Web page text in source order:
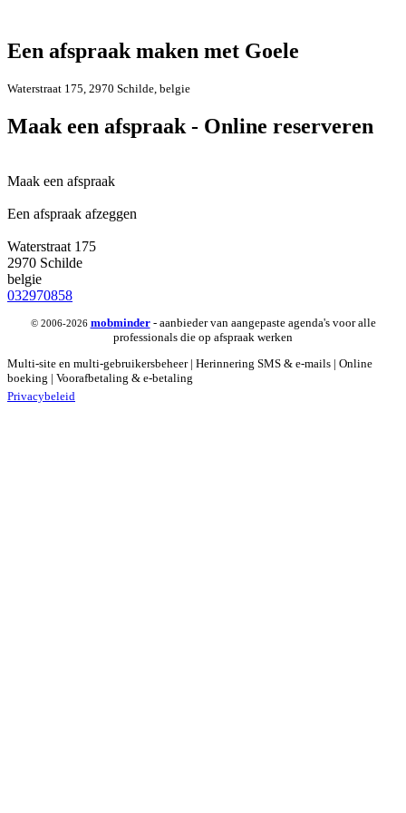
Een afspraak maken met Goele
Waterstraat 175, 2970 Schilde, belgie
Maak een afspraak - Online reserveren
Maak een afspraak
Een afspraak afzeggen
Waterstraat 175
2970 Schilde
belgie
032970858
© 2006-2026 mobminder- aanbieder van aangepaste agenda's voor alle
professionals die op afspraak werken
Multi-site en multi-gebruikersbeheer | Herinnering SMS & e-mails | Online
boeking | Voorafbetaling & e-betaling
Privacybeleid